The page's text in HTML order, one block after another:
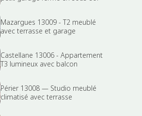
Mazargues 13009 - T2 meublé
avec terrasse et garage
Castellane 13006 - Appartement
T3 lumineux avec balcon
Périer 13008 — Studio meublé
climatisé avec terrasse